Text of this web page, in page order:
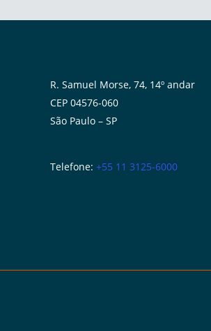
R. Samuel Morse, 74, 14º andar
CEP 04576-060
São Paulo – SP
Telefone: +55 11 3125-6000